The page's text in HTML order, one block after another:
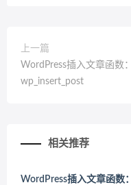
上一篇
WordPress插入文章函数：
wp_insert_post
相关推荐
WordPress插入文章函数